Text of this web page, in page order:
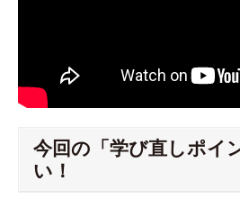
今回の「学び直しポイ
い！